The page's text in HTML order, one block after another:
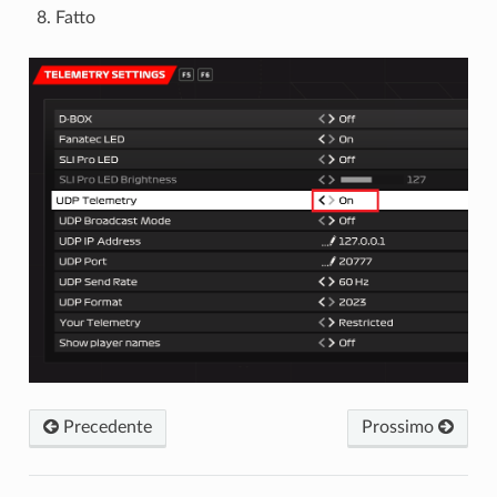
Fatto
Precedente Prossimo